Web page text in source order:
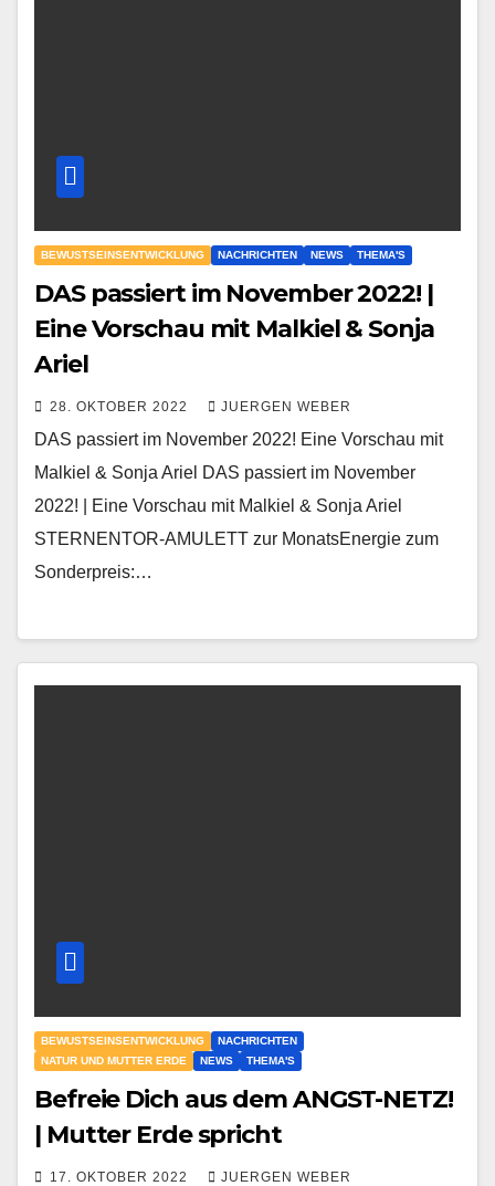
BEWUSTSEINSENTWICKLUNG NACHRICHTEN NEWS THEMA'S
DAS passiert im November 2022! |
Eine Vorschau mit Malkiel & Sonja
Ariel
28. OKTOBER 2022 JUERGEN WEBER
DAS passiert im November 2022! Eine Vorschau mit
Malkiel & Sonja Ariel DAS passiert im November
2022! | Eine Vorschau mit Malkiel & Sonja Ariel
STERNENTOR-AMULETT zur MonatsEnergie zum
Sonderpreis:…
BEWUSTSEINSENTWICKLUNG
NACHRICHTEN
NATUR UND MUTTER ERDE
NEWS THEMA'S
Befreie Dich aus dem ANGST-NETZ!
| Mutter Erde spricht
17. OKTOBER 2022 JUERGEN WEBER